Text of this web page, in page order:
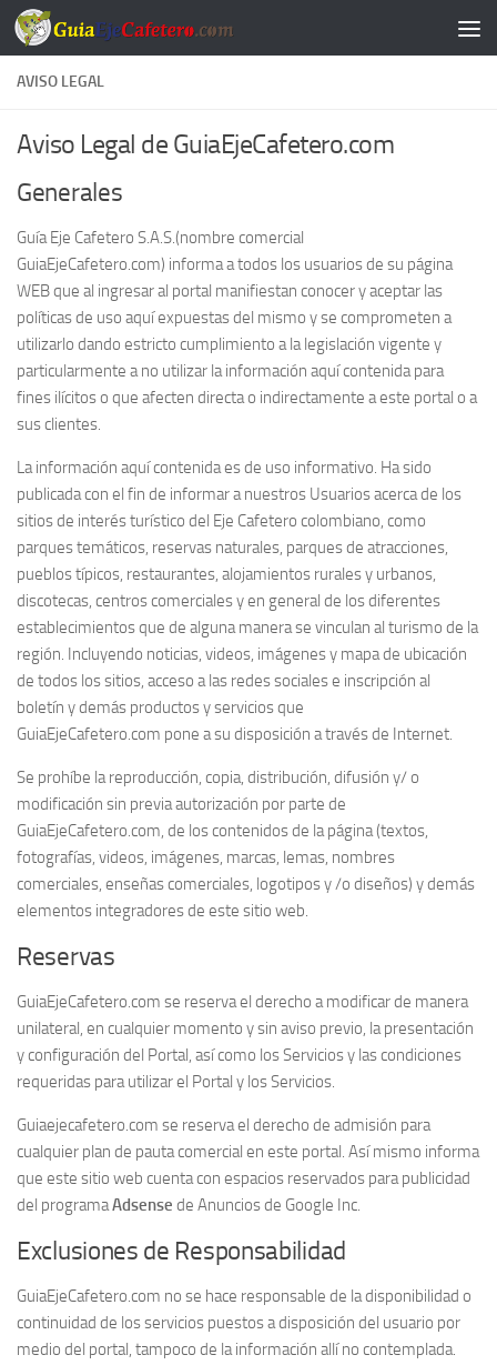
Saltar al contenido
AVISO LEGAL
Aviso Legal de GuiaEjeCafetero.com
Generales
Guía Eje Cafetero S.A.S.(nombre comercial
GuiaEjeCafetero.com) informa a todos los usuarios de su página
WEB que al ingresar al portal manifiestan conocer y aceptar las
políticas de uso aquí expuestas del mismo y se comprometen a
utilizarlo dando estricto cumplimiento a la legislación vigente y
particularmente a no utilizar la información aquí contenida para
fines ilícitos o que afecten directa o indirectamente a este portal o a
sus clientes.
La información aquí contenida es de uso informativo. Ha sido
publicada con el fin de informar a nuestros Usuarios acerca de los
sitios de interés turístico del Eje Cafetero colombiano, como
parques temáticos, reservas naturales, parques de atracciones,
pueblos típicos, restaurantes, alojamientos rurales y urbanos,
discotecas, centros comerciales y en general de los diferentes
establecimientos que de alguna manera se vinculan al turismo de la
región. Incluyendo noticias, videos, imágenes y mapa de ubicación
de todos los sitios, acceso a las redes sociales e inscripción al
boletín y demás productos y servicios que
GuiaEjeCafetero.com pone a su disposición a través de Internet.
Se prohíbe la reproducción, copia, distribución, difusión y/ o
modificación sin previa autorización por parte de
GuiaEjeCafetero.com, de los contenidos de la página (textos,
fotografías, videos, imágenes, marcas, lemas, nombres
comerciales, enseñas comerciales, logotipos y /o diseños) y demás
elementos integradores de este sitio web.
Reservas
GuiaEjeCafetero.com se reserva el derecho a modificar de manera
unilateral, en cualquier momento y sin aviso previo, la presentación
y configuración del Portal, así como los Servicios y las condiciones
requeridas para utilizar el Portal y los Servicios.
Guiaejecafetero.com se reserva el derecho de admisión para
cualquier plan de pauta comercial en este portal. Así mismo informa
que este sitio web cuenta con espacios reservados para publicidad
del programaAdsense de Anuncios de Google Inc.
Exclusiones de Responsabilidad
GuiaEjeCafetero.com no se hace responsable de la disponibilidad o
continuidad de los servicios puestos a disposición del usuario por
medio del portal, tampoco de la información allí no contemplada.